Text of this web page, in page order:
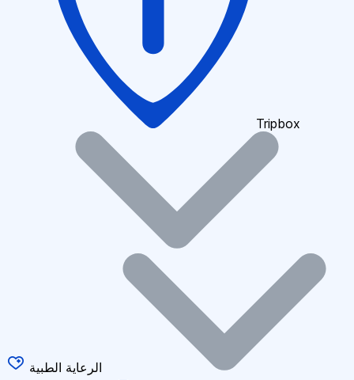
Tripbox
الرعاية الطبية